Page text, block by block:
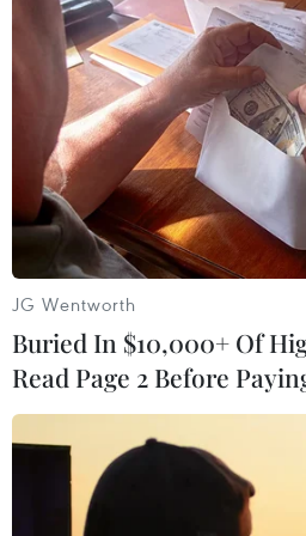
15/11/2016 03:30
Đại diện Chính phủ Colombia
đàm cho biết toàn bộ nội
được đăng trên địa chỉ trang
đàm phán.
JG Wentworth
Buried In $10,000+ Of
Read Page 2 Before